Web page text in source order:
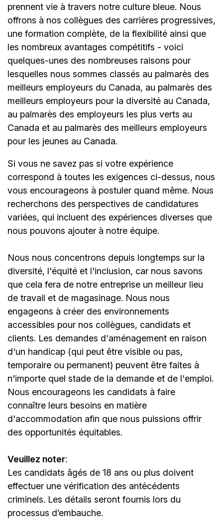
prennent vie à travers notre culture bleue. Nous
offrons à nos collègues des carrières progressives,
une formation complète, de la flexibilité ainsi que
les nombreux avantages compétitifs - voici
quelques-unes des nombreuses raisons pour
lesquelles nous sommes classés au palmarès des
meilleurs employeurs du Canada, au palmarès des
meilleurs employeurs pour la diversité au Canada,
au palmarès des employeurs les plus verts au
Canada et au palmarès des meilleurs employeurs
pour les jeunes au Canada.
Si vous ne savez pas si votre expérience
correspond à toutes les exigences ci-dessus, nous
vous encourageons à postuler quand même. Nous
recherchons des perspectives de candidatures
variées, qui incluent des expériences diverses que
nous pouvons ajouter à notre équipe.
Nous nous concentrons depuis longtemps sur la
diversité, l'équité et l'inclusion, car nous savons
que cela fera de notre entreprise un meilleur lieu
de travail et de magasinage. Nous nous
engageons à créer des environnements
accessibles pour nos collègues, candidats et
clients. Les demandes d'aménagement en raison
d'un handicap (qui peut être visible ou pas,
temporaire ou permanent) peuvent être faites à
n'importe quel stade de la demande et de l'emploi.
Nous encourageons les candidats à faire
connaître leurs besoins en matière
d'accommodation afin que nous puissions offrir
des opportunités équitables.
Veuillez noter:
Les candidats âgés de 18 ans ou plus doivent
effectuer une vérification des antécédents
criminels. Les détails seront fournis lors du
processus d’embauche.